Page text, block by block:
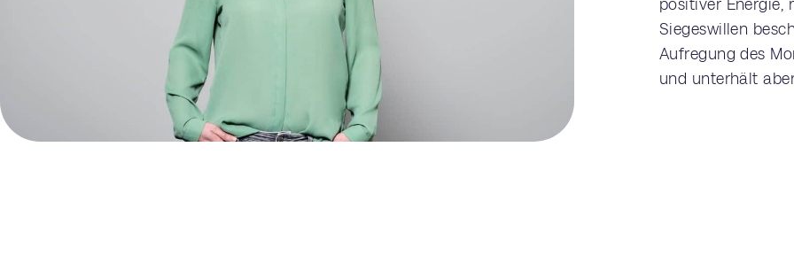
positiver Energie,
Siegeswillen
Aufregung des
und unterhält